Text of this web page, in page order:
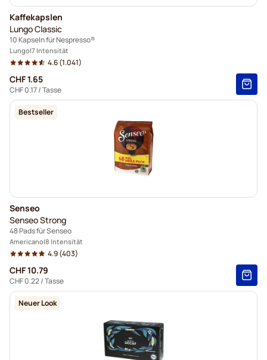
Kaffekapslen
Lungo Classic
10 Kapseln für Nespresso®
Lungo 7 Intensität
4.6(1.041)
CHF 1.65
CHF 0.17/ Tasse
Bestseller
Senseo
Senseo Strong
48 Pads für Senseo
Americano 8 Intensität
4.9(403)
CHF 10.79
CHF 0.22/ Tasse
Neuer Look